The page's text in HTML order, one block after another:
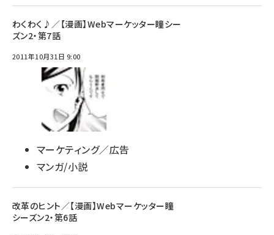
わくわく♪／【漫画】Webマーケッター瞳シー
ズン2・第7話
2011年10月31日 9:00
マーケティング／広告
マンガ/小説
改革のヒント／【漫画】Webマーケッター瞳
シーズン2・第6話